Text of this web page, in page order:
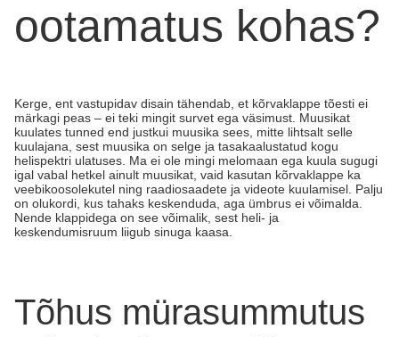
ootamatus kohas?
Kerge, ent vastupidav disain tähendab, et kõrvaklappe tõesti ei
märkagi peas – ei teki mingit survet ega väsimust. Muusikat
kuulates tunned end justkui muusika sees, mitte lihtsalt selle
kuulajana, sest muusika on selge ja tasakaalustatud kogu
helispektri ulatuses. Ma ei ole mingi melomaan ega kuula sugugi
igal vabal hetkel ainult muusikat, vaid kasutan kõrvaklappe ka
veebikoosolekutel ning raadiosaadete ja videote kuulamisel. Palju
on olukordi, kus tahaks keskenduda, aga ümbrus ei võimalda.
Nende klappidega on see võimalik, sest heli- ja
keskendumisruum liigub sinuga kaasa.
Tõhus mürasummutus